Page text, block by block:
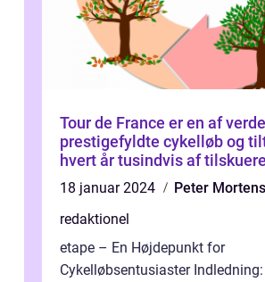
Tour de France er en af
prestigefyldte cykelløb og
hvert år tusindvis af
fra hele verden
18 januar 2024
Peter
redaktionel
etape – En Højdepunkt for
Cykelløbsentusiaster Indledning: